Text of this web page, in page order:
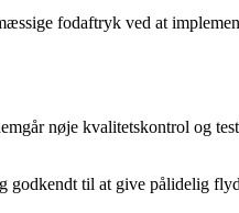
fodaftryk ved at
nøje kvalitetskontrol og
godkendt til at give pålidelig